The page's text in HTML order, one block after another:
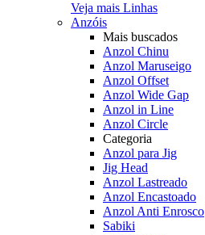
Veja mais Linhas
Anzóis
Mais buscados
Anzol Chinu
Anzol Maruseigo
Anzol Offset
Anzol Wide Gap
Anzol in Line
Anzol Circle
Categoria
Anzol para Jig
Jig Head
Anzol Lastreado
Anzol Encastoado
Anzol Anti Enrosco
Sabiki